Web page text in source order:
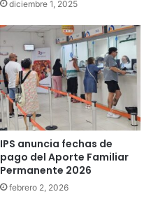
diciembre 1, 2025
IPS anuncia fechas de
pago del Aporte Familiar
Permanente 2026
febrero 2, 2026